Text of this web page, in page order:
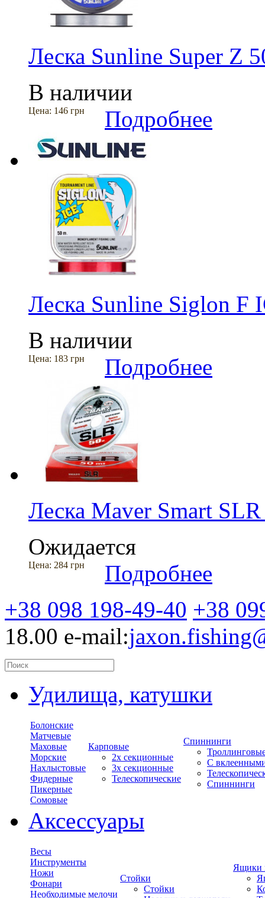
Леска Sunline Super Z
В наличии
Цена: 146 грн Подробнее
Леска Sunline Siglon F
В наличии
Цена: 183 грн Подробнее
Леска Maver Smart
Ожидается
Цена: 284 грн
Подробнее
+38 098 198-49-40 +38
18.00 e-mail:
Удилища, катушки
Болонские
Матчевые
Маховые
Морские
Нахлыстовые
Фидерные
Пикерные
Сомовые
Карповые
2х секционные
3х секционные
Телескопические
Спиннинги
С
Спиннинги
Аксессуары
Весы
Инструменты
Ножи
Фонари
Необходимые мелочи
Стойки
Стойки
Ящики